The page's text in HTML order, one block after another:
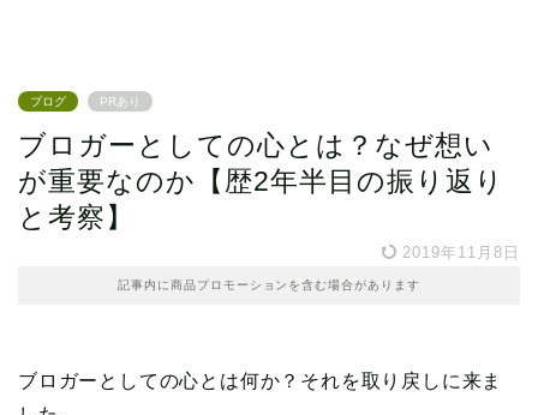
ブログ PRあり
ブロガーとしての心とは？なぜ想い
が重要なのか【歴2年半目の振り返り
と考察】
2019年11月8日
記事内に商品プロモーションを含む場合があります
ブロガーとしての心とは何か？それを取り戻しに来ま